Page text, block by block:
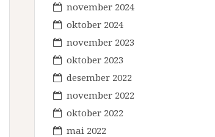
november 2024
oktober 2024
november 2023
oktober 2023
desember 2022
november 2022
oktober 2022
mai 2022